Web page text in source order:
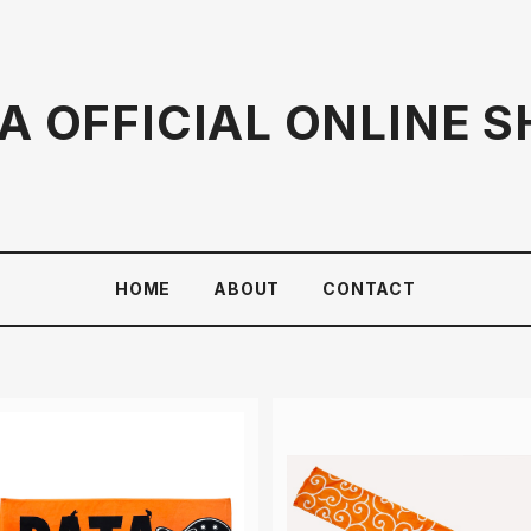
OFFICIAL ONLINE
HOME ABOUT CONTACT